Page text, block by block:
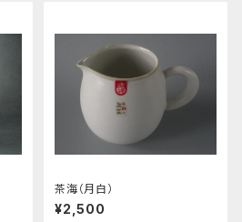
茶海（月白）
¥2,500